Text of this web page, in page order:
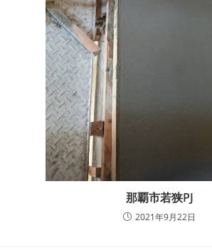
那覇市若狭PJ
2021年9月22日